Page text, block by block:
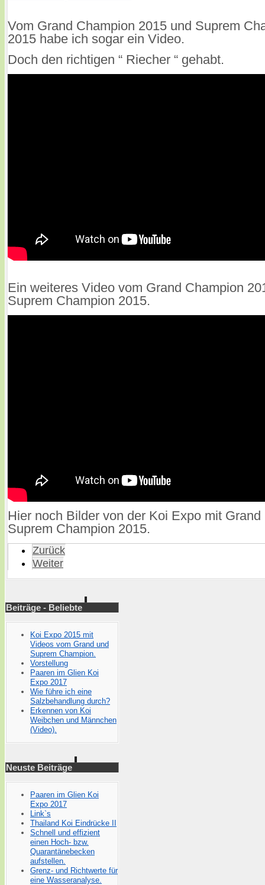
Vom Grand Champion 2015 und Suprem
2015 habe ich sogar ein Video.
Doch den richtigen “ Riecher “ gehabt.
Ein weiteres Video vom Grand Champion
Suprem Champion 2015.
Hier noch Bilder von der Koi Expo mit Grand
Suprem Champion 2015.
Zurück
Weiter
Beiträge - Beliebte
Koi Expo 2015 mit
Videos vom Grand und
Suprem Champion.
Vorstellung
Paaren im Glien Koi
Expo 2017
Wie führe ich eine
Salzbehandlung durch?
Erkennen von Koi
Weibchen und Männchen
(Video).
Neuste Beiträge
Paaren im Glien Koi
Expo 2017
Link`s
Thailand Koi Eindrücke II
Schnell und effizient
einen Hoch- bzw.
Quarantänebecken
aufstellen.
Grenz- und Richtwerte für
eine Wasseranalyse.